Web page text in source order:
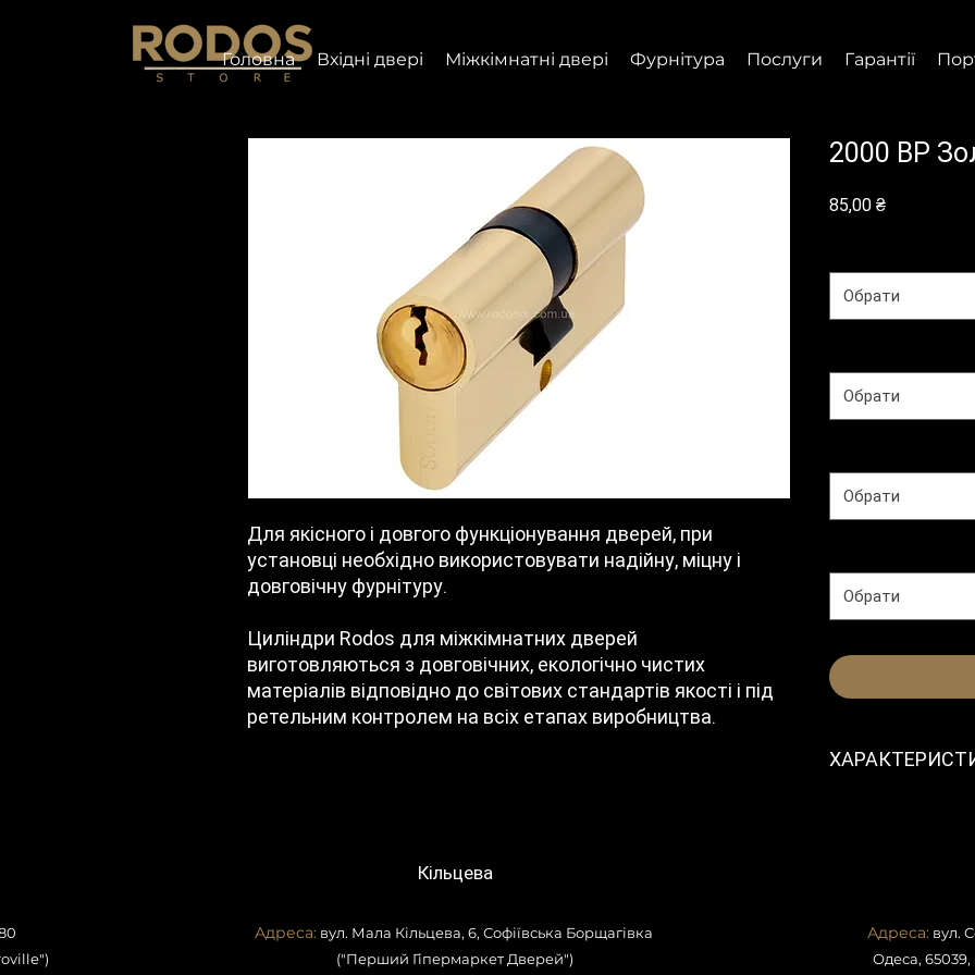
Головна Вхідні двері Міжкімнатні двері Фурнітура Послуги Гарантії
Для якісного і довгого функціонування дверей, при
установці необхідно використовувати надійну, міцну і
довговічну фурнітуру.
Циліндри Rodos для міжкімнатних дверей
виготовляються з довговічних, екологічно чистих
матеріалів відповідно до світових стандартів якості і під
ретельним контролем на всіх етапах виробництва.
2000 BP
85,00 ₴Ціна
Обрати
Обрати
Обрати
Обрати
Вид
Кільцева
Адреса: вул. Мала Кільцева, 6, Софіївська Борщагівка
("Перший Гіпермаркет Дверей")
Адреса: вул.
Одеса, 65039,